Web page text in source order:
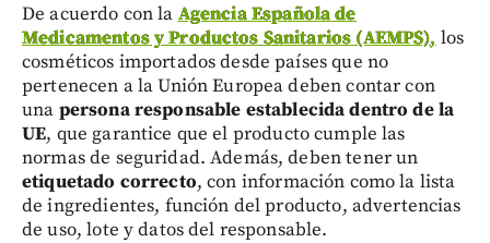
De acuerdo con la Agencia Española de
Medicamentos y Productos Sanitarios (AEMPS), los
cosméticos importados desde países que no
pertenecen a la Unión Europea deben contar con
una persona responsable establecida dentro de la
UE, que garantice que el producto cumple las
normas de seguridad. Además, deben tener un
etiquetado correcto, con información como la lista
de ingredientes, función del producto, advertencias
de uso, lote y datos del responsable.